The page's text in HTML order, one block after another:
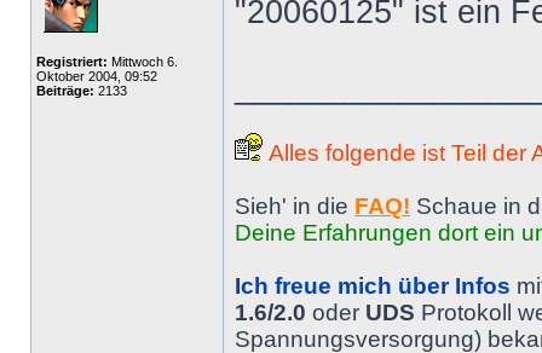
Registriert: Mittwoch 6.
Oktober 2004, 09:52
Beiträge: 2133
"20060125" ist ein
Alles folgende ist Teil der
Sieh' in die FAQ! Schaue in
Deine Erfahrungen dort ein
Ich freue mich über Infos
1.6/2.0 oder UDS Protokoll
Spannungsversorgung)